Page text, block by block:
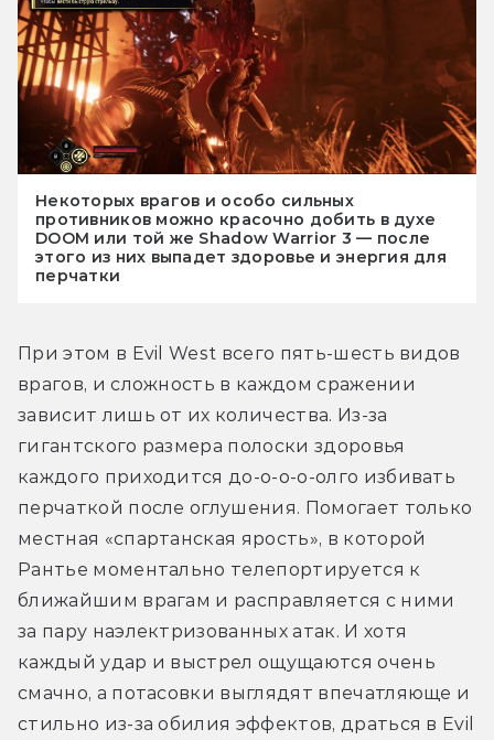
Некоторых врагов и особо сильных
противников можно красочно добить в духе
DOOM или той же Shadow Warrior 3 — после
этого из них выпадет здоровье и энергия для
перчатки
При этом в Evil West всего пять-шесть видов
врагов, и сложность в каждом сражении
зависит лишь от их количества. Из-за
гигантского размера полоски здоровья
каждого приходится до-о-о-о-олго избивать
перчаткой после оглушения. Помогает только
местная «спартанская ярость», в которой
Рантье моментально телепортируется к
ближайшим врагам и расправляется с ними
за пару наэлектризованных атак. И хотя
каждый удар и выстрел ощущаются очень
смачно, а потасовки выглядят впечатляюще и
стильно из-за обилия эффектов, драться в Evil